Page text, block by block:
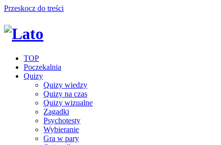
Przeskocz do treści
TOP
Poczekalnia
Quizy
Quizy wiedzy
Quizy na czas
Quizy wizualne
Zagadki
Psychotesty
Wybieranie
Gra w pary